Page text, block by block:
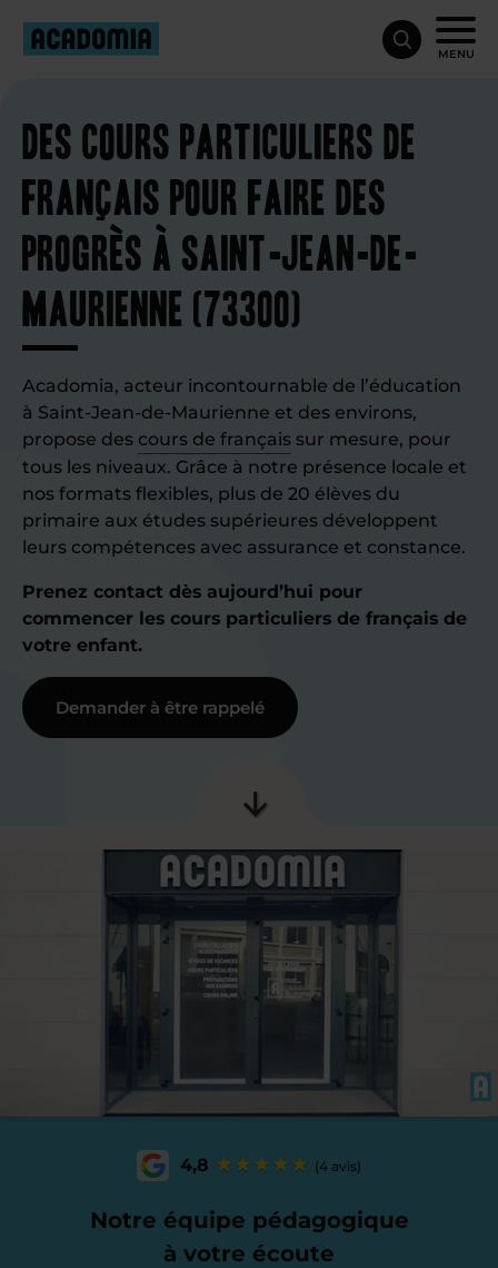
MENU
Des cours particuliers de
français pour faire des
progrès à Saint-Jean-de-
Maurienne (73300)
Acadomia, acteur incontournable de l’éducation
à Saint-Jean-de-Maurienne et des environs,
propose des cours de français sur mesure, pour
tous les niveaux. Grâce à notre présence locale et
nos formats flexibles, plus de 20 élèves du
primaire aux études supérieures développent
leurs compétences avec assurance et constance.
Prenez contact dès aujourd’hui pour
commencer les cours particuliers de français de
votre enfant.
Demander à être rappelé
4,8 (4 avis)
Notre équipe pédagogique
à votre écoute